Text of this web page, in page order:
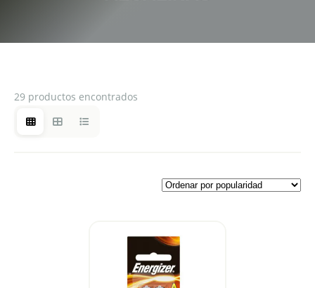
29 productos encontrados